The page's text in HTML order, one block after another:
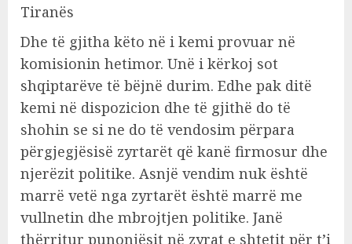
Tiranës
Dhe të gjitha këto në i kemi provuar në
komisionin hetimor. Unë i kërkoj sot
shqiptarëve të bëjnë durim. Edhe pak ditë
kemi në dispozicion dhe të gjithë do të
shohin se si ne do të vendosim përpara
përgjegjësisë zyrtarët që kanë firmosur dhe
njerëzit politike. Asnjë vendim nuk është
marrë vetë nga zyrtarët është marrë me
vullnetin dhe mbrojtjen politike. Janë
thërritur punonjësit në zyrat e shtetit për t’i